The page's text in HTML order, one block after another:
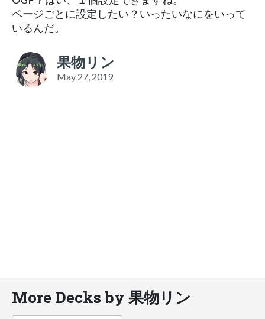
ページごとに設定したい？いったいなにをいって
いるんだ。
果物リン
May 27, 2019
More Decks by 果物リン